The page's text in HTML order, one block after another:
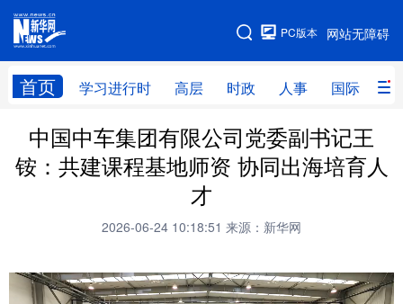
网站无障碍
PC版本
首页 学习进行时 高层 时政 人事 国际 财
网站地图
学习进行时 高层 时政 人事
国际 财经 网评 港澳
文化 书画 健康 军事
中国中车集团有限公司党委副书记王
铵：共建课程基地师资 协同出海培育人
才
2026-06-24 10:18:51 来源：新华网